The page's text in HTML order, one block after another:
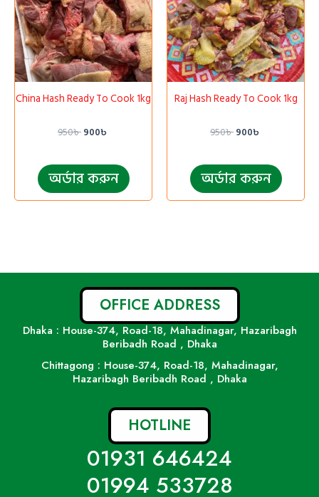
China Hash Ready To Cook 1kg
950৳900৳
অর্ডার করুন
Raj Hash Ready To Cook 1kg
950৳900৳
অর্ডার করুন
OFFICE ADDRESS
Dhaka : House-374, Road-18, Mahadinagar, Hazaribagh
Beribadh Road , Dhaka
Chittagong : House-374, Road-18, Mahadinagar,
Hazaribagh Beribadh Road , Dhaka
HOTLINE
01931 646424
01994 533728